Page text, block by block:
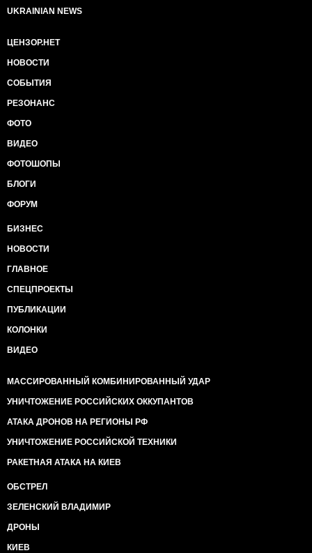
UKRAINIAN NEWS
ЦЕНЗОР.НЕТ
НОВОСТИ
СОБЫТИЯ
РЕЗОНАНС
ФОТО
ВИДЕО
ФОТОШОПЫ
БЛОГИ
ФОРУМ
БИЗНЕС
НОВОСТИ
ГЛАВНОЕ
СПЕЦПРОЕКТЫ
ПУБЛИКАЦИИ
КОЛОНКИ
ВИДЕО
МАССИРОВАННЫЙ КОМБИНИРОВАННЫЙ УДАР
УНИЧТОЖЕНИЕ РОССИЙСКИХ ОККУПАНТОВ
АТАКА ДРОНОВ НА РЕГИОНЫ РФ
УНИЧТОЖЕНИЕ РОССИЙСКОЙ ТЕХНИКИ
РАКЕТНАЯ АТАКА НА КИЕВ
ОБСТРЕЛ
ЗЕЛЕНСКИЙ ВЛАДИМИР
ДРОНЫ
КИЕВ